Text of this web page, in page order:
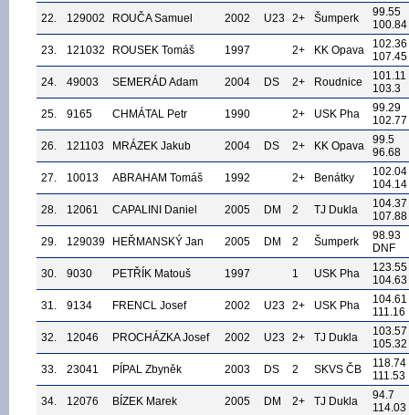
22.
129002 ROUČA Samuel 2002 U23 2+ Šumperk
99.55
100.84
23.
121032 ROUSEK Tomáš 1997 2+ KK Opava
102.36
107.45
24.
49003 SEMERÁD Adam 2004 DS 2+ Roudnice
101.11
103.3
25.
9165 CHMÁTAL Petr 1990 2+ USK Pha
99.29
102.77
26.
121103 MRÁZEK Jakub 2004 DS 2+ KK Opava
99.5
96.68
27.
10013 ABRAHAM Tomáš 1992 2+ Benátky
102.04
104.14
28.
12061 CAPALINI Daniel 2005 DM 2 TJ Dukla
104.37
107.88
29.
129039 HEŘMANSKÝ Jan 2005 DM 2 Šumperk
98.93
DNF
30.
9030 PETŘÍK Matouš 1997 1 USK Pha
123.55
104.63
31.
9134 FRENCL Josef 2002 U23 2+ USK Pha
104.61
111.16
32.
12046 PROCHÁZKA Josef 2002 U23 2+ TJ Dukla
103.57
105.32
33.
23041 PÍPAL Zbyněk 2003 DS 2 SKVS ČB
118.74
111.53
34.
12076 BÍZEK Marek 2005 DM 2+ TJ Dukla
94.7
114.03